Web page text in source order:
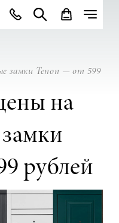
замки Tenon — от 599
на
рублей